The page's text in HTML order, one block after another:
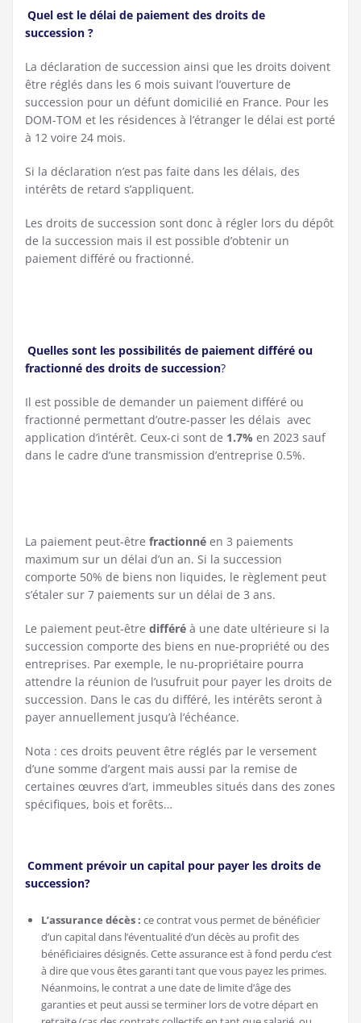
Quel est le délai de paiement des droits de
succession ?
La déclaration de succession ainsi que les droits doivent
être réglés dans les 6 mois suivant l’ouverture de
succession pour un défunt domicilié en France. Pour les
DOM-TOM et les résidences à l’étranger le délai est porté
à 12 voire 24 mois.
Si la déclaration n’est pas faite dans les délais, des
intérêts de retard s’appliquent.
Les droits de succession sont donc à régler lors du dépôt
de la succession mais il est possible d’obtenir un
paiement différé ou fractionné.
Quelles sont les possibilités de paiement différé ou
fractionné des droits de succession?
Il est possible de demander un paiement différé ou
fractionné permettant d’outre-passer les délais avec
application d’intérêt. Ceux-ci sont de 1.7% en 2023 sauf
dans le cadre d’une transmission d’entreprise 0.5%.
La paiement peut-être fractionné en 3 paiements
maximum sur un délai d’un an. Si la succession
comporte 50% de biens non liquides, le règlement peut
s’étaler sur 7 paiements sur un délai de 3 ans.
Le paiement peut-être différé à une date ultérieure si la
succession comporte des biens en nue-propriété ou des
entreprises. Par exemple, le nu-propriétaire pourra
attendre la réunion de l’usufruit pour payer les droits de
succession. Dans le cas du différé, les intérêts seront à
payer annuellement jusqu’à l’échéance.
Nota : ces droits peuvent être réglés par le versement
d’une somme d’argent mais aussi par la remise de
certaines œuvres d’art, immeubles situés dans des zones
spécifiques, bois et forêts…
Comment prévoir un capital pour payer les droits de
succession?
L’assurance décès : ce contrat vous permet de bénéficier
d’un capital dans l’éventualité d’un décès au profit des
bénéficiaires désignés. Cette assurance est à fond perdu c’est
à dire que vous êtes garanti tant que vous payez les primes.
Néanmoins, le contrat a une date de limite d’âge des
garanties et peut aussi se terminer lors de votre départ en